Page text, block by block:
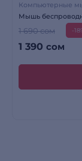
Компьютерные
Мышь
1 690 сом -
1 390 сом